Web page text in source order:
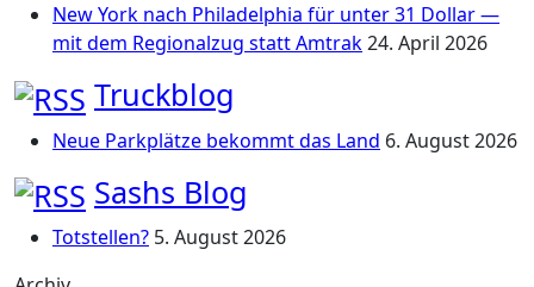
New York nach Philadelphia für unter 31 Dollar —
mit dem Regionalzug statt Amtrak24. April 2026
Truckblog
Neue Parkplätze bekommt das Land 6. August 2026
Sashs Blog
Totstellen? 5. August 2026